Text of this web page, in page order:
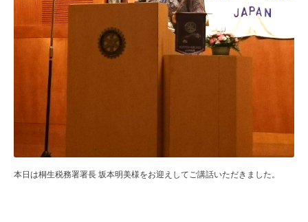
本日は桐生税務署署長 坂本明美様をお迎えしてご講話いただきました。